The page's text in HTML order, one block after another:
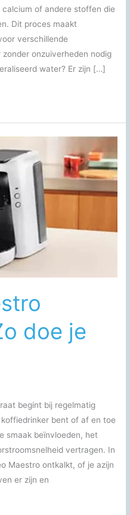
calcium of andere stoffen die
Dit proces maakt
verschillende
onzuiverheden nodig
water? Er zijn […]
doe je
begint bij regelmatig
bent of af en toe
smaak beïnvloeden, het
vertragen. In
Maestro ontkalkt, of je azijn
er zijn en